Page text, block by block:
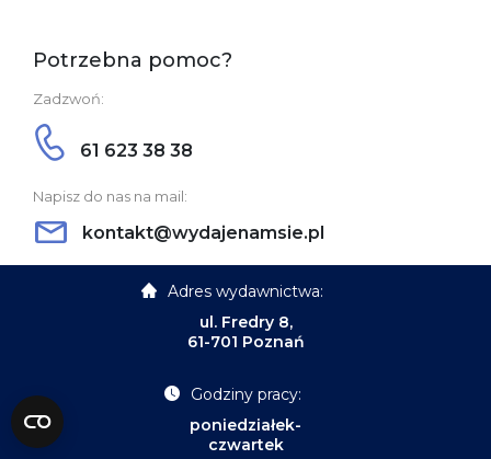
Potrzebna pomoc?
Zadzwoń:
61 623 38 38
Napisz do nas na mail:
kontakt@wydajenamsie.pl
Adres wydawnictwa:
ul. Fredry 8,
61-701 Poznań
Godziny pracy:
poniedziałek-
czwartek